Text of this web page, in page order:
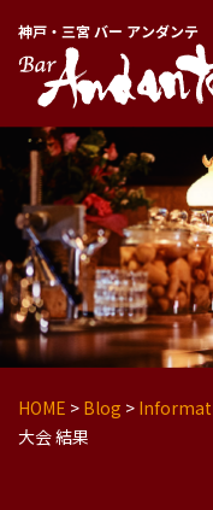
神戸・三宮 バー アンダンテ
HOME > Blog >
大会 結果